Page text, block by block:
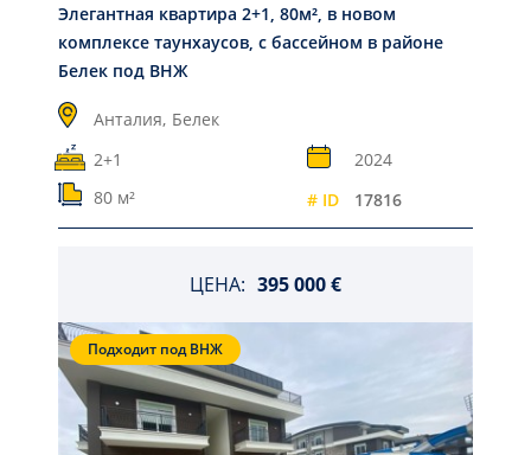
Элегантная квартира 2+1, 80м², в новом
комплексе таунхаусов, с бассейном в районе
Белек под ВНЖ
Анталия, Белек
2+1
2024
80 м²
# ID 17816
ЦЕНА: 395 000 €
Подходит под ВНЖ